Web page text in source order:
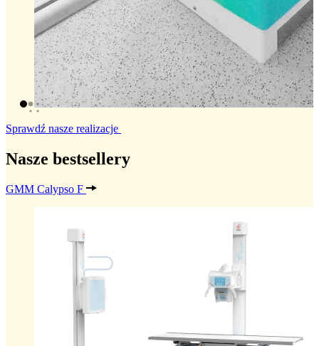
Sprawdź nasze realizacje
Nasze bestsellery
GMM Calypso F